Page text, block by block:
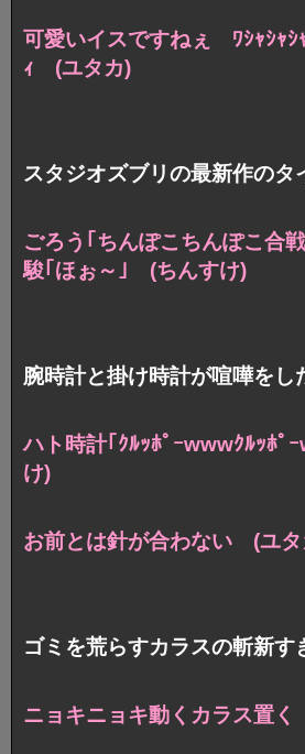
可愛いイスですねぇ ﾜｼｬｼｬｼ
ｨ (ユタカ)
スタジオズブリの最新作のタ
ごろう｢ちんぽこちんぽこ合
駿｢ほぉ～｣ (ちんすけ)
腕時計と掛け時計が喧嘩をし
ハト時計｢ｸﾙｯﾎﾟｰwwwｸﾙｯﾎ
け)
お前とは針が合わない (ユタ
ゴミを荒らすカラスの斬新す
ニョキニョキ動くカラス置